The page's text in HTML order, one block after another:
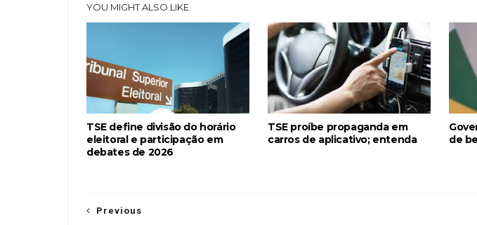
YOU MIGHT ALSO LIKE
TSE define divisão do horário
eleitoral e participação em
debates de 2026
TSE proíbe propaganda em
carros de aplicativo; entenda
de
Previous